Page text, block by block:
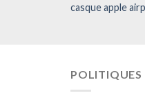
casque apple
POLITIQUES